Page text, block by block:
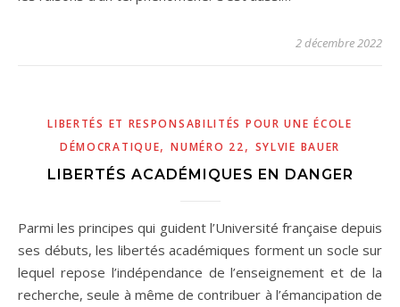
2 décembre 2022
LIBERTÉS ET RESPONSABILITÉS POUR UNE ÉCOLE
DÉMOCRATIQUE,NUMÉRO 22, SYLVIE BAUER
LIBERTÉS ACADÉMIQUES EN DANGER
Parmi les principes qui guident l’Université française depuis
ses débuts, les libertés académiques forment un socle sur
lequel repose l’indépendance de l’enseignement et de la
recherche, seule à même de contribuer à l’émancipation de